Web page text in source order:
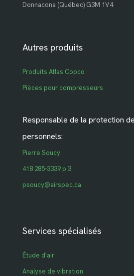
Donnacona (Québec) G3M 1V4
Autres produits
Produits Atlas Copco
Pièces pour compresseurs
Responsable de la protection
personnels:
Pierre Soucy
418 285-3339 p.3
psoucy@airspec.ca
Services spécialisés
Étude d'air
Analyse de vibration